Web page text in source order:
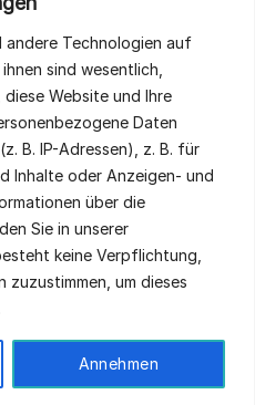
andere Technologien auf
sind wesentlich,
Website und Ihre
Daten
B. IP-Adressen), z. B. für
Inhalte oder Anzeigen- und
über die
Sie in unserer
keine Verpflichtung,
zuzustimmen, um dieses
Annehmen
©At-Health